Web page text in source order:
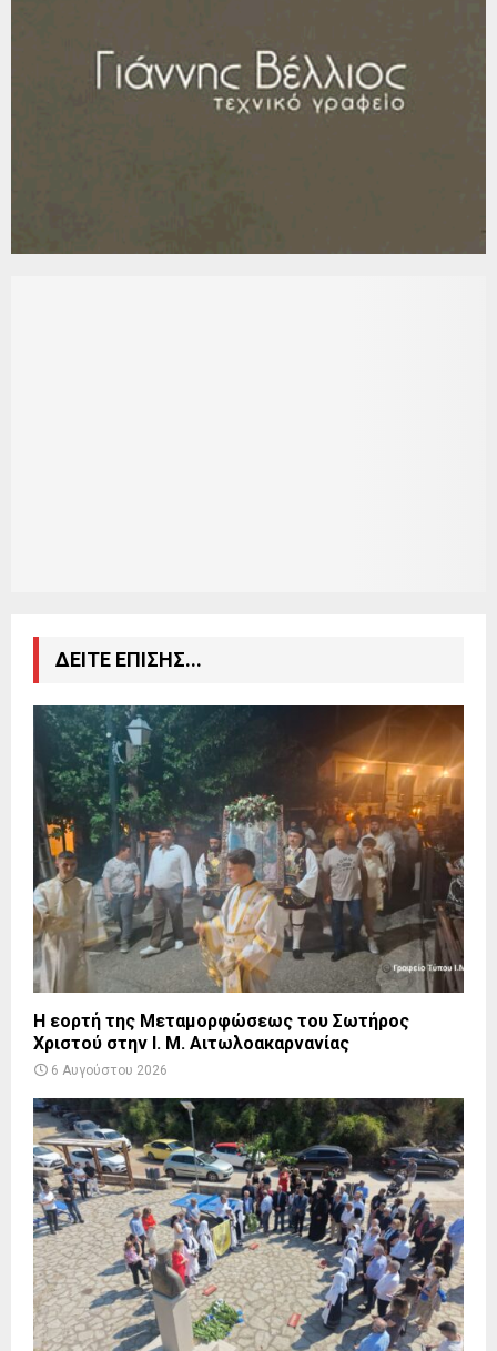
ΔΕΙΤΕ ΕΠΙΣΗΣ...
Η εορτή της Μεταμορφώσεως του Σωτήρος
Χριστού στην Ι. Μ. Αιτωλοακαρνανίας
6 Αυγούστου 2026